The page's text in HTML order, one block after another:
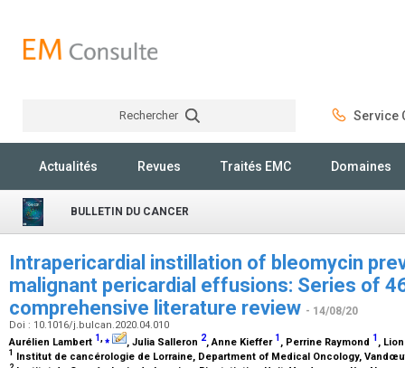
Rechercher Service
Actualités Revues Traités EMC Domaines
BULLETIN DU CANCER
Intrapericardial instillation of bleomycin
malignant pericardial effusions: Series of
comprehensive literature review - 14/08/20
Doi : 10.1016/j.bulcan.2020.04.010
Aurélien Lambert 1,⁎ , Julia Salleron 2, Anne Kieffer 1 , Perrine Raymond 1 ,
1 Institut de cancérologie de Lorraine, Department of Medical Oncology,